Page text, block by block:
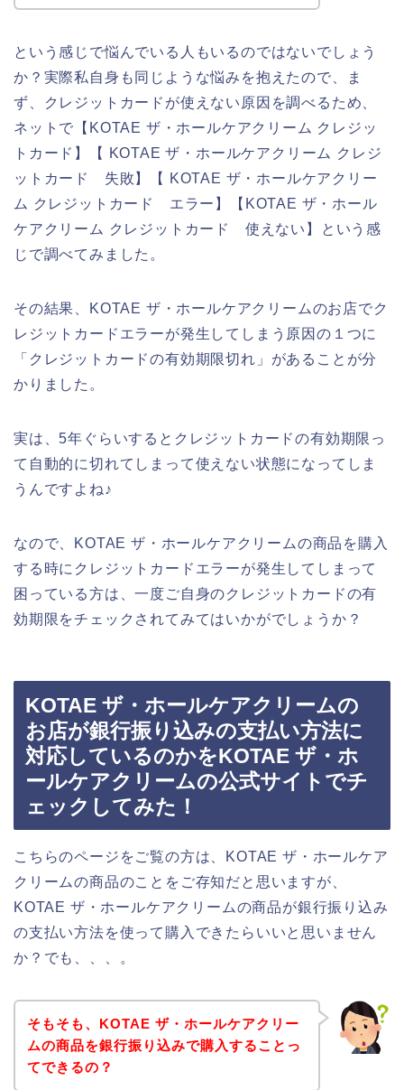
という感じで悩んでいる人もいるのではないでしょう
か？実際私自身も同じような悩みを抱えたので、ま
ず、クレジットカードが使えない原因を調べるため、
ネットで【KOTAE ザ・ホールケアクリーム クレジッ
トカード】【 KOTAE ザ・ホールケアクリーム クレジ
ットカード 失敗】【 KOTAE ザ・ホールケアクリー
ム クレジットカード エラー】【KOTAE ザ・ホール
ケアクリーム クレジットカード 使えない】という感
じで調べてみました。
その結果、KOTAE ザ・ホールケアクリームのお店でク
レジットカードエラーが発生してしまう原因の１つに
「クレジットカードの有効期限切れ」があることが分
かりました。
実は、5年ぐらいするとクレジットカードの有効期限っ
て自動的に切れてしまって使えない状態になってしま
うんですよね♪
なので、KOTAE ザ・ホールケアクリームの商品を購入
する時にクレジットカードエラーが発生してしまって
困っている方は、一度ご自身のクレジットカードの有
効期限をチェックされてみてはいかがでしょうか？
KOTAE ザ・ホールケアクリームの
お店が銀行振り込みの支払い方法に
対応しているのかをKOTAE ザ・ホ
ールケアクリームの公式サイトでチ
ェックしてみた！
こちらのページをご覧の方は、KOTAE ザ・ホールケア
クリームの商品のことをご存知だと思いますが、
KOTAE ザ・ホールケアクリームの商品が銀行振り込み
の支払い方法を使って購入できたらいいと思いません
か？でも、、、。
そもそも、KOTAE ザ・ホールケアクリー
ムの商品を銀行振り込みで購入することっ
てできるの？